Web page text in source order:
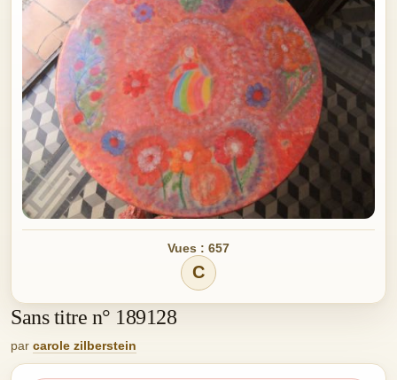
Vues : 657
C
Sans titre n° 189128
par carole zilberstein